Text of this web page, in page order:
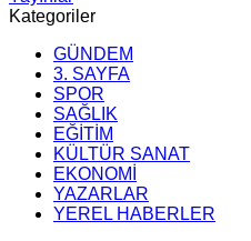
Kategoriler
GÜNDEM
3. SAYFA
SPOR
SAĞLIK
EĞİTİM
KÜLTÜR SANAT
EKONOMİ
YAZARLAR
YEREL HABERLER